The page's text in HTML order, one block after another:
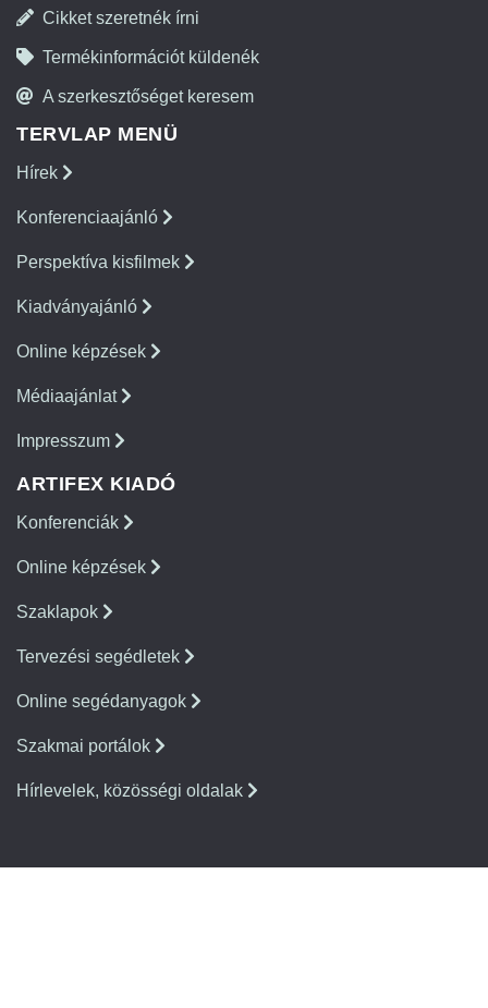
Cikket szeretnék írni
Termékinformációt küldenék
A szerkesztőséget keresem
TERVLAP MENÜ
Hírek
Konferenciaajánló
Perspektíva kisfilmek
Kiadványajánló
Online képzések
Médiaajánlat
Impresszum
ARTIFEX KIADÓ
Konferenciák
Online képzések
Szaklapok
Tervezési segédletek
Online segédanyagok
Szakmai portálok
Hírlevelek, közösségi oldalak